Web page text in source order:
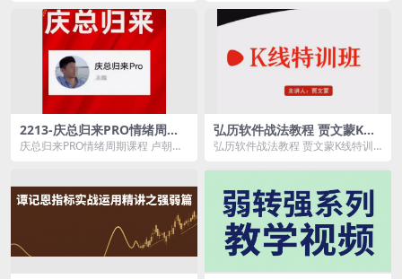
录： ...
2213-庆总归来PRO情绪周期
课程 卢朝庆陪伴社
庆总归来PRO情绪周期课程 卢朝庆
弘历软件战法教程 贾文蒙K线
特训班
弘历软件战法教程 贾文蒙K线特训